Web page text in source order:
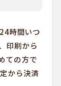
時間いつ
印刷から
ての方で
から決済